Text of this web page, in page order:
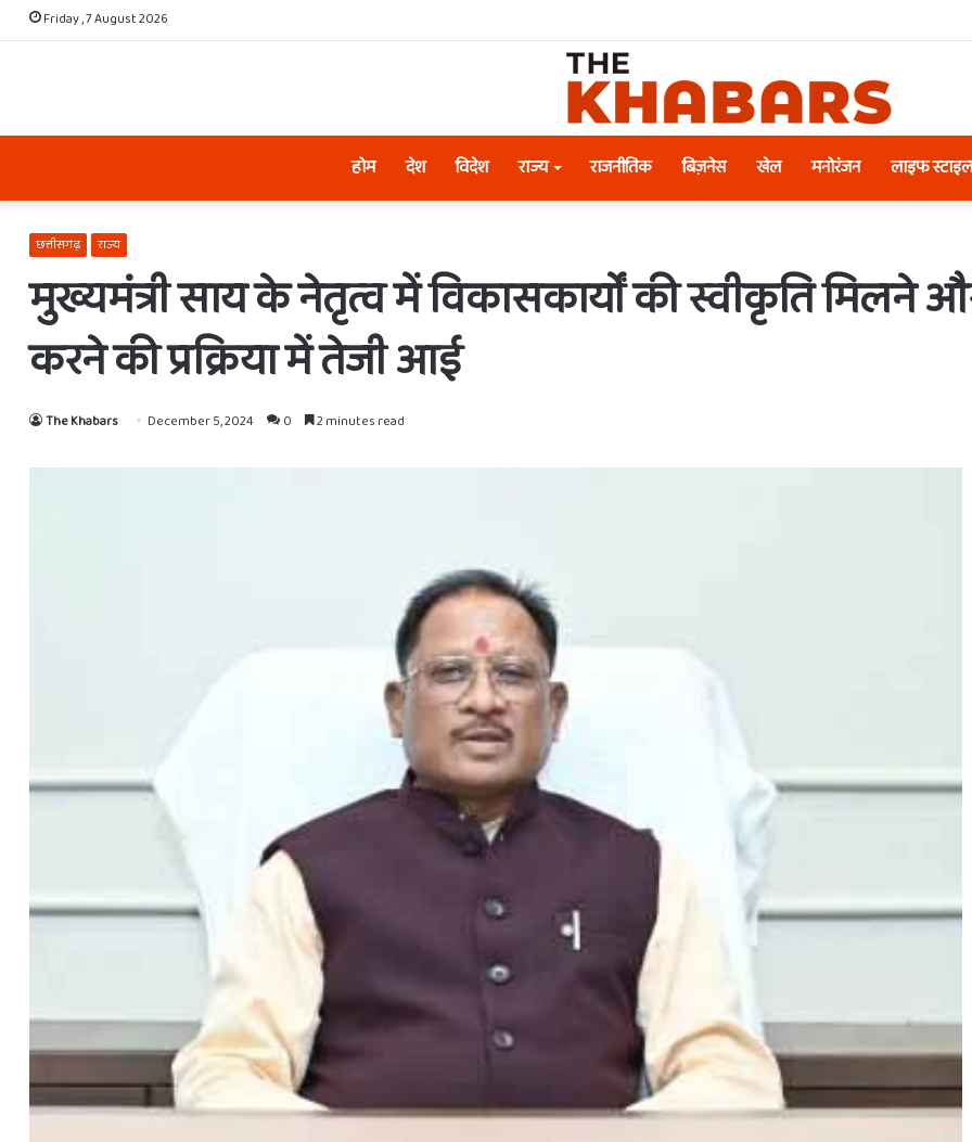
Friday , 7 August 2026
होम देश विदेश राज्य राजनीतिक बिज़नेस खेल मनोरंजन लाइफ स्टाइल
छत्तीसगढ़ राज्य
मुख्यमंत्री साय के नेतृत्व में विकासकार्यों की स्वीकृति मिलने
करने की प्रक्रिया में तेजी आई
The Khabars December 5, 2024 0 2 minutes read